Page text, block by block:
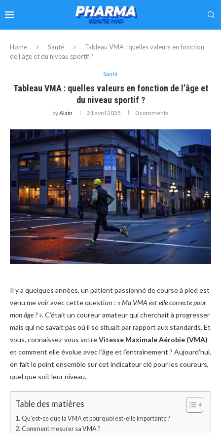
Home Santé
Tableau VMA : quelles valeurs en fonction
de l’âge et du niveau sportif ?
Santé
Tableau VMA : quelles valeurs en fonction de l’âge et
du niveau sportif ?
byAlain 21 avril 2025 0 comments
Il y a quelques années, un patient passionné de course à pied est
venu me voir avec cette question : « Ma VMA est-elle correcte pour
mon âge ? ». C’était un coureur amateur qui cherchait à progresser
mais qui ne savait pas où il se situait par rapport aux standards. Et
vous, connaissez-vous votreVitesse Maximale Aérobie (VMA)
et comment elle évolue avec l’âge et l’entraînement ? Aujourd’hui,
on fait le point ensemble sur cet indicateur clé pour les coureurs,
quel que soit leur niveau.
Table des matières
Qu’est-ce que la VMA et pourquoi est-elle importante ?
Comment mesurer sa VMA ?